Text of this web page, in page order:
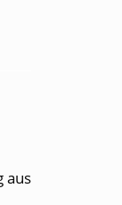
aus